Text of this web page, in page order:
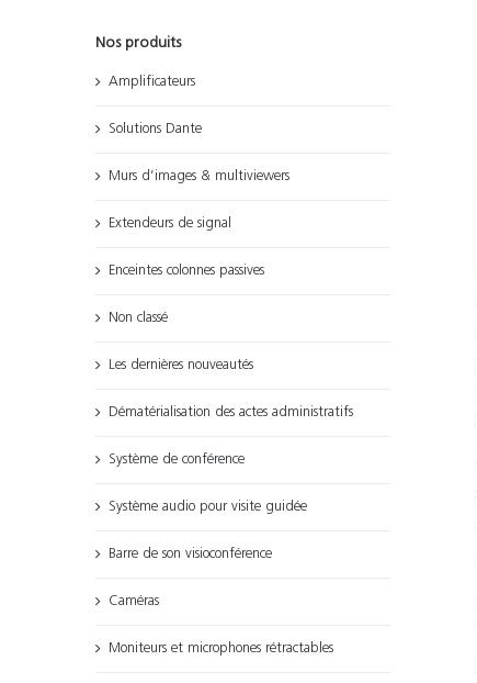
Nos produits
Amplificateurs
Solutions Dante
Murs d’images & multiviewers
Extendeurs de signal
Enceintes colonnes passives
Non classé
Les dernières nouveautés
Dématérialisation des actes administratifs
Système de conférence
Système audio pour visite guidée
Barre de son visioconférence
Caméras
Moniteurs et microphones rétractables